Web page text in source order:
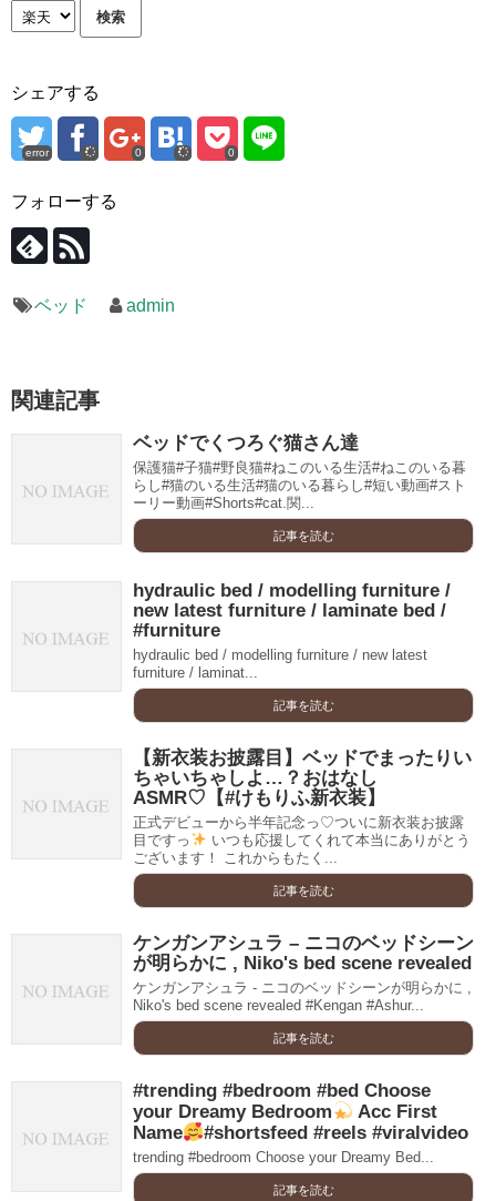
シェアする
error 0 0
フォローする
ベッド admin
関連記事
ベッドでくつろぐ猫さん達
保護猫#子猫#野良猫#ねこのいる生活#ねこのいる暮
らし#猫のいる生活#猫のいる暮らし#短い動画#スト
ーリー動画#Shorts#cat.関...
記事を読む
hydraulic bed / modelling furniture /
new latest furniture / laminate bed /
#furniture
hydraulic bed / modelling furniture / new latest
furniture / laminat...
記事を読む
【新衣装お披露目】ベッドでまったりい
ちゃいちゃしよ…？おはなし
ASMR♡【#けもりふ新衣装】
正式デビューから半年記念っ♡ついに新衣装お披露
目ですっ
いつも応援してくれて本当にありがとう
ございます！ これからもたく...
記事を読む
ケンガンアシュラ – ニコのベッドシーン
が明らかに , Niko's bed scene revealed
ケンガンアシュラ - ニコのベッドシーンが明らかに ,
Niko's bed scene revealed #Kengan #Ashur...
記事を読む
#trending #bedroom #bed Choose
your Dreamy Bedroom
Acc First
Name
#shortsfeed #reels #viralvideo
trending​​​​​​​​​​​​​​ #bedroom​​​​​​​​​​​​​​ Choose your Dreamy Bed...
記事を読む